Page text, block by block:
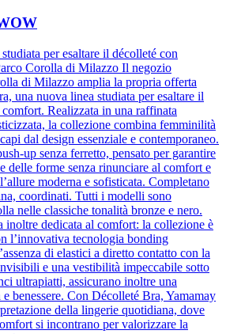
per esaltare il décolleté con
Corolla di Milazzo Il negozio
di Milazzo amplia la propria offerta
una nuova linea studiata per esaltare il
Realizzata in una raffinata
la collezione combina femminilità
dal design essenziale e contemporaneo.
up senza ferretto, pensato per garantire
delle forme senza rinunciare al comfort e
moderna e sofisticata. Completano
coordinati. Tutti i modelli sono
nelle classiche tonalità bronze e nero.
inoltre dedicata al comfort: la collezione è
l’innovativa tecnologia bonding
di elastici a diretto contatto con la
e una vestibilità impeccabile sotto
ultrapiatti, assicurano inoltre una
benessere. Con Décolleté Bra, Yamamay
della lingerie quotidiana, dove
si incontrano per valorizzare la